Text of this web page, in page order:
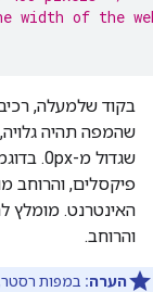
width of the
בקוד שלמעלה,
שהמפה תהיה
שגדול מ-0px. בדוגמה הזו, הגובה של
האינטרנט. מומלץ
והרוחב.
הערה: